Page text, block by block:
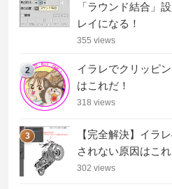
「ラウンド結合」
レイになる！
355 views
2
イラレでクリッピ
はこれだ！
318 views
3
【完全解決】イラ
されない原因はこれ
302 views